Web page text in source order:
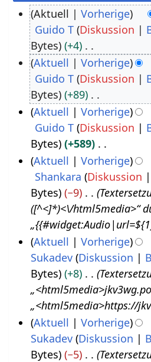
n
0
Aktuell Vorherige
Guido T Diskussion
Bytes
+4
K
e
i
n
B
e
a
r
b
i
t
u
s
z
u
Aktuell Vorherige
Guido T Diskussion
Bytes
+89
K
i
n
B
e
r
b
e
u
n
g
Aktuell Vorherige
Guido T Diskussion
Bytes
+589
K
i
n
B
e
a
e
i
t
u
2
Aktuell Vorherige
Shankara Diskussion
Bytes
−9
([^<]*)<\/html5media>“
o
Aktuell Vorherige
Sukadev Diskussion
Bytes
+8
„<html5media>https://
Aktuell
Vorherige
Sukadev Diskussion
Bytes
−5